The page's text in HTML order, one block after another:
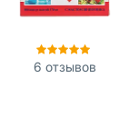
6 отзывов